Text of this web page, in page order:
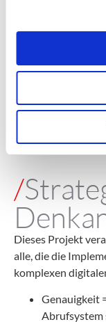
mit einem
/
Dieses Projekt
alle, die die
komplexen
Genauigkeit
Abrufsystem